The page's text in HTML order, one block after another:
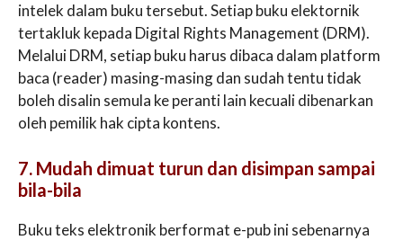
intelek dalam buku tersebut. Setiap buku elektornik
tertakluk kepada Digital Rights Management (DRM).
Melalui DRM, setiap buku harus dibaca dalam platform
baca (reader) masing-masing dan sudah tentu tidak
boleh disalin semula ke peranti lain kecuali dibenarkan
oleh pemilik hak cipta kontens.
7. Mudah dimuat turun dan disimpan sampai
bila-bila
Buku teks elektronik berformat e-pub ini sebenarnya